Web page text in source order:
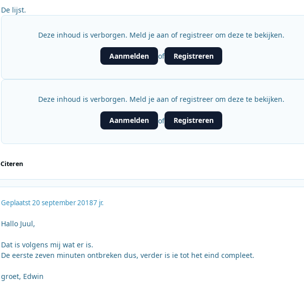
De lijst.
Deze inhoud is verborgen. Meld je aan of registreer om deze te bekijken.
Aanmelden of Registreren
Deze inhoud is verborgen. Meld je aan of registreer om deze te bekijken.
Aanmelden of Registreren
Citeren
Geplaatst20 september 20187 jr.
Hallo Juul,
Dat is volgens mij wat er is.
De eerste zeven minuten ontbreken dus, verder is ie tot het eind compleet.
groet, Edwin